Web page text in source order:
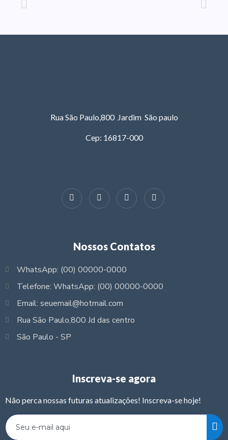
Rua São Paulo,800 Jardim São paulo
Cep: 16817-000
Nossos Contatos
WhatsApp: (00) 00000-0000
Telefone: WhatsApp: (00) 00000-0000
Email: seuemail@hotmail.com
Rua São Paulo,800 Jd das centro
São Paulo - SP
Inscreva-se agora
Não perca nossas futuras atualizações! Inscreva-se hoje!